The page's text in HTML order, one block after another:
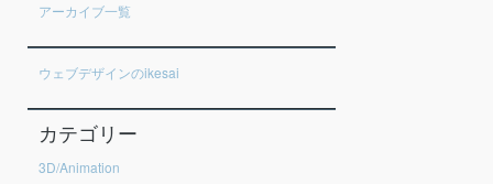
アーカイブ一覧
ウェブデザインのikesai
カテゴリー
3D/Animation